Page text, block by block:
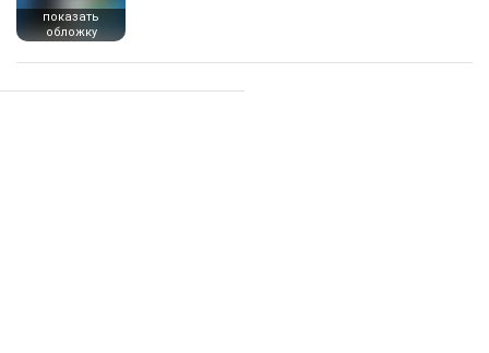
показать
обложку